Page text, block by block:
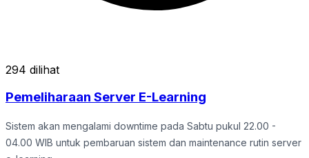
294 dilihat
Pemeliharaan Server E-Learning
Sistem akan mengalami downtime pada Sabtu pukul 22.00 -
04.00 WIB untuk pembaruan sistem dan maintenance rutin server